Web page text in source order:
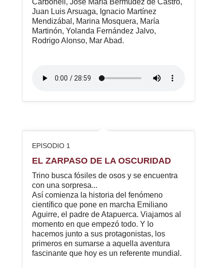
Carbonell, José María Bermúdez de Castro,
Juan Luis Arsuaga, Ignacio Martínez
Mendizábal, Marina Mosquera, María
Martinón, Yolanda Fernández Jalvo,
Rodrigo Alonso, Mar Abad.
EPISODIO 1
EL ZARPASO DE LA OSCURIDAD
Trino busca fósiles de osos y se encuentra
con una sorpresa...
Así comienza la historia del fenómeno
científico que pone en marcha Emiliano
Aguirre, el padre de Atapuerca. Viajamos al
momento en que empezó todo. Y lo
hacemos junto a sus protagonistas, los
primeros en sumarse a aquella aventura
fascinante que hoy es un referente mundial.